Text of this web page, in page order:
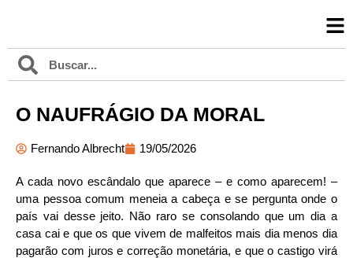
O NAUFRÁGIO DA MORAL
Fernando Albrecht 19/05/2026
A cada novo escândalo que aparece – e como aparecem! –
uma pessoa comum meneia a cabeça e se pergunta onde o
país vai desse jeito. Não raro se consolando que um dia a
casa cai e que os que vivem de malfeitos mais dia menos dia
pagarão com juros e correção monetária, e que o castigo virá